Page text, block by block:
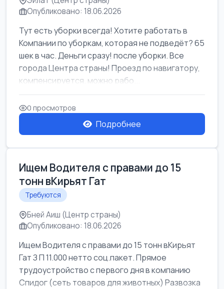
Опубликовано: 18.06.2026
Тут есть уборки всегда! Хотите работать в
Компании по уборкам, которая не подведёт? 65
шек в час. Деньги сразу! после уборки. Все
города Центра страны! Проезд по навигатору,
компенсируется. можно рабо...
0 просмотров
Подробнее
Ищем Водителя с правами до 15
тонн вКирьят Гат
Требуются
Бней Аиш (Центр страны)
Опубликовано: 18.06.2026
Ищем Водителя с правами до 15 тонн вКирьят
Гат З П 11.000 нетто соц.пакет. Прямое
трудоустройство с первого дня в компанию
Спидог (сеть товаров для животных) Развозка